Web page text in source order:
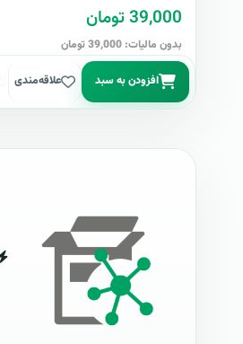
39,000 تومان
بدون مالیات: 39,000 تومان
افزودن به سبد علاقه‌مندی